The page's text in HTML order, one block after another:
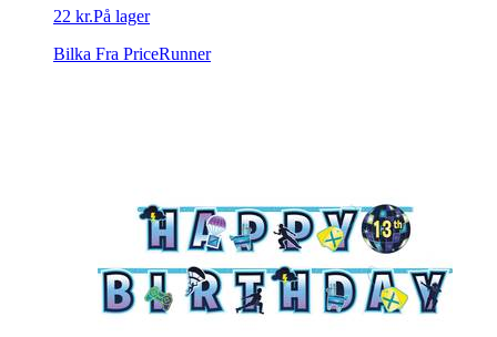
22 kr.På lager
Bilka Fra PriceRunner